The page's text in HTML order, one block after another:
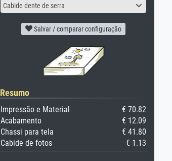
Cabide dente de serra
Salvar / comparar configuração
Resumo
Impressão e Material
€ 70.82
Acabamento
€ 12.09
Chassi para tela
€ 41.80
Cabide de fotos
€ 1.13